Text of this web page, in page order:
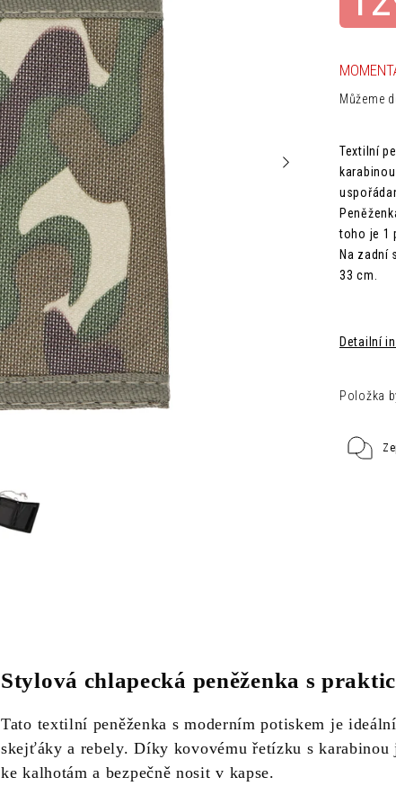
Textilní
toho je 1
Na zadní
33 cm.
Detailní
Položka
Můžeme
Stylová chlapecká peněženka s
Tato textilní peněženka s moderním potiskem je
skejťáky a rebely. Díky kovovému řetízku s karabinou
ke kalhotám a bezpečně nosit v kapse.